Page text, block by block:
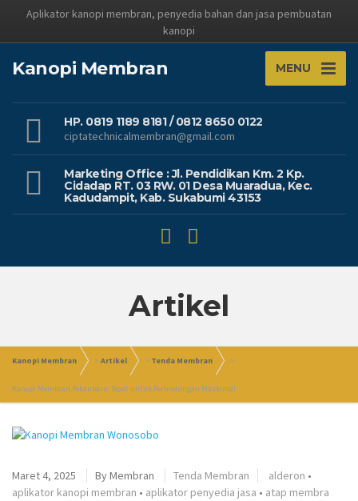
Aplikator kanopi membran, penyedia bahan dan jasa pembuatan
kanopi
Kanopi Membran MENU
HP. 0819 1189 8181 / 0812 8650 0122
ciptatechnicalmembran@gmail.com
Marketing Office : Jl. Pendidikan Km. 2 Kp.
Cidadap RT. 03 RW. 01 Desa Muaradua, Kec.
Kadudampit, Kab. Sukabumi 43153
Artikel
Kanopi Membran >Artikel > Tenda Membran >
Kanopi Membran Pekanbaru: Tepat untuk Perlindungan Maskimal
Maret 4, 2025 ByMembran Tenda Membran alderon •
aplikator kanopi membran • aplikator penyedia jasa • atap membra